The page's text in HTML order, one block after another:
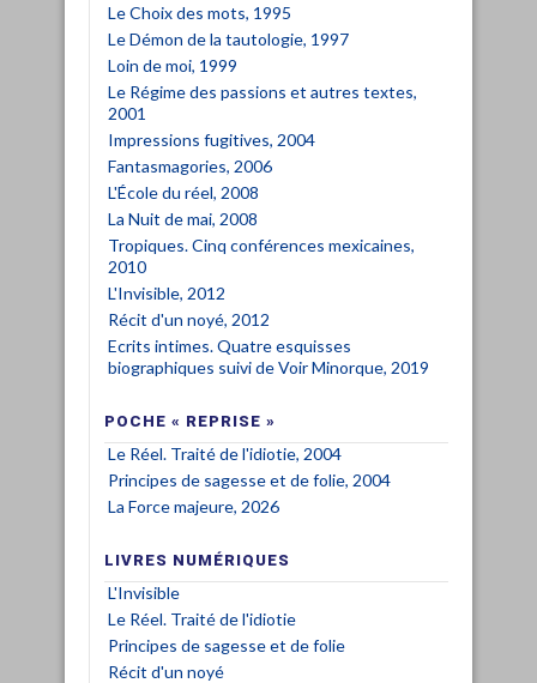
Le Choix des mots, 1995
Le Démon de la tautologie, 1997
Loin de moi, 1999
Le Régime des passions et autres textes,
2001
Impressions fugitives, 2004
Fantasmagories, 2006
L'École du réel, 2008
La Nuit de mai, 2008
Tropiques. Cinq conférences mexicaines,
2010
L'Invisible, 2012
Récit d'un noyé, 2012
Ecrits intimes. Quatre esquisses
biographiques suivi de Voir Minorque, 2019
POCHE « REPRISE »
Le Réel. Traité de l'idiotie, 2004
Principes de sagesse et de folie, 2004
La Force majeure, 2026
LIVRES NUMÉRIQUES
L'Invisible
Le Réel. Traité de l'idiotie
Principes de sagesse et de folie
Récit d'un noyé